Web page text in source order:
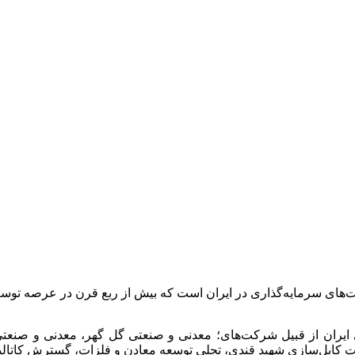
سرمایه‌گذاری در ایران است که بیش از ربع قرن در
از قبیل شرکت‌های؛ معدنی و صنعتی گل گهر، معدنی و
کابل‌سازی شهید قندی، تجلی توسعه معادن و فلزات، گسترش